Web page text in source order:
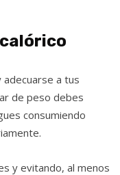
adecuarse a tus
de peso debes
consumiendo
y evitando, al menos